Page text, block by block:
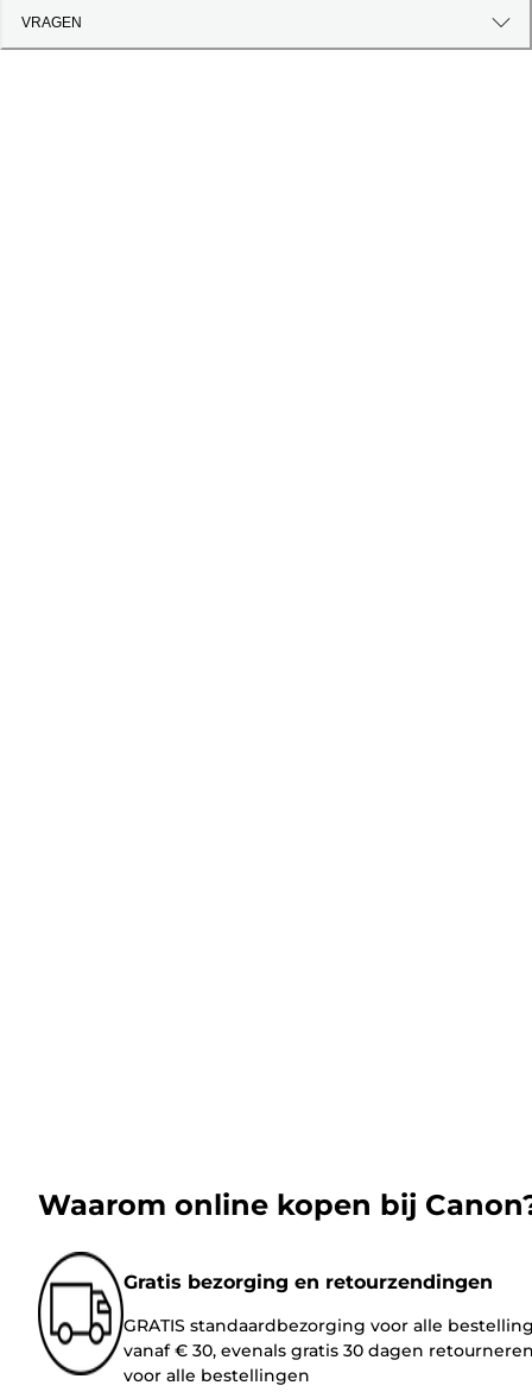
VRAGEN
Waarom online kopen bij
Gratis bezorging en retourzendingen
GRATIS standaardbezorging voor alle
vanaf € 30, evenals gratis 30 dagen
voor alle bestellingen